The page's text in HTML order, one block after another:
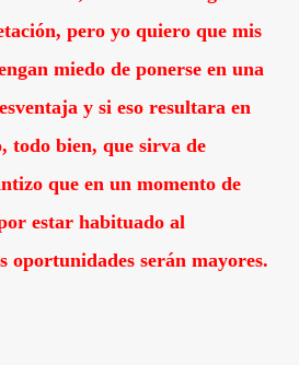
pero yo quiero que mis
miedo de ponerse en una
y si eso resultara en
todo bien, que sirva de
que en un momento de
estar habituado al
oportunidades serán mayores.